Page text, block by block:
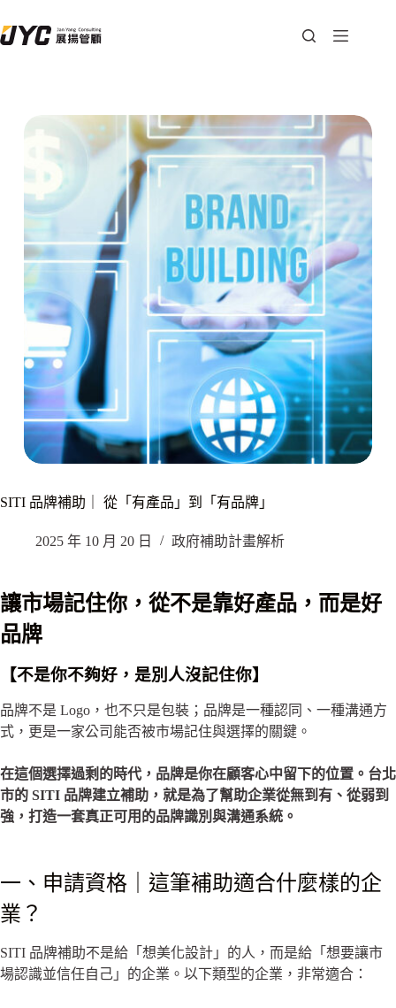
SITI 品牌補助｜ 從「有產品」到「有品牌」
2025 年 10 月 20 日 政府補助計畫解析
讓市場記住你，從不是靠好產品，而是好
品牌
【不是你不夠好，是別人沒記住你】
品牌不是 Logo，也不只是包裝；品牌是一種認同、一種溝通方
式，更是一家公司能否被市場記住與選擇的關鍵。
在這個選擇過剩的時代，品牌是你在顧客心中留下的位置。台北
市的 SITI 品牌建立補助，就是為了幫助企業從無到有、從弱到
強，打造一套真正可用的品牌識別與溝通系統。
一、申請資格｜這筆補助適合什麼樣的企
業？
SITI 品牌補助不是給「想美化設計」的人，而是給「想要讓市
場認識並信任自己」的企業。以下類型的企業，非常適合：